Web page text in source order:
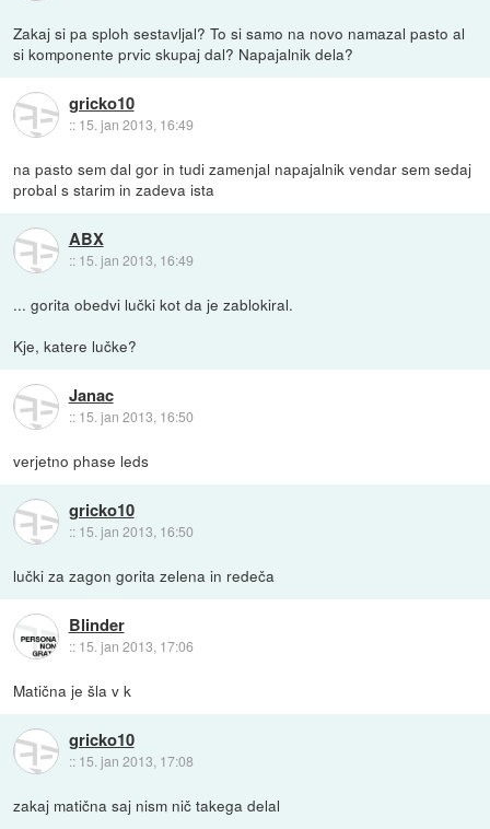
Zakaj si pa sploh sestavljal? To si samo na novo namazal pasto al
si komponente prvic skupaj dal? Napajalnik dela?
gricko10
:: 15. jan 2013, 16:49
na pasto sem dal gor in tudi zamenjal napajalnik vendar sem sedaj
probal s starim in zadeva ista
ABX
:: 15. jan 2013, 16:49
... gorita obedvi lučki kot da je zablokiral.
Kje, katere lučke?
Janac
:: 15. jan 2013, 16:50
verjetno phase leds
gricko10
:: 15. jan 2013, 16:50
lučki za zagon gorita zelena in redeča
Blinder
:: 15. jan 2013, 17:06
Matična je šla v k
gricko10
:: 15. jan 2013, 17:08
zakaj matična saj nism nič takega delal